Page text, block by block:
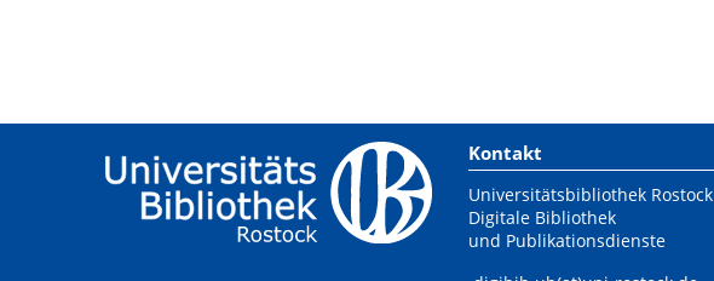
Kontakt
Universitätsbibliothek Rostock
Digitale Bibliothek
und Publikationsdienste